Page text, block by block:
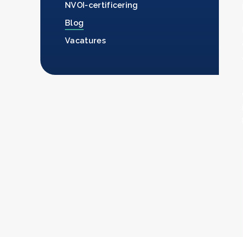
NVOI-certificering
Blog
Vacatures